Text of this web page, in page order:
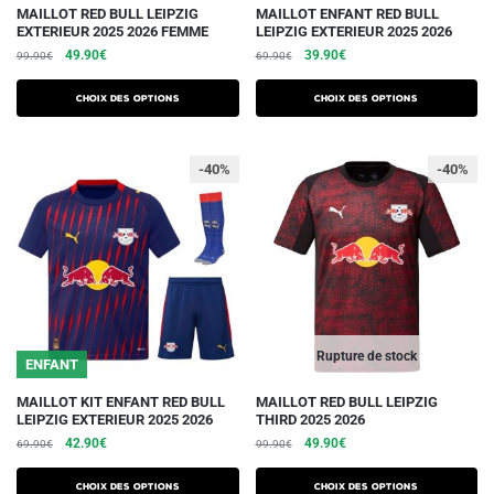
MAILLOT RED BULL LEIPZIG
EXTERIEUR 2025 2026 FEMME
99.90€
Le
initial
était :
49.90€Le
actuel
est :
Choix des options
Ce
produit
a
plusieurs
variations.
peuvent
être
choisies
page
du
produit
MAILLOT ENFANT RED BULL
LEIPZIG EXTERIEUR 2025 2026
69.90€
Le
initial
était :
39.90€Le
actuel
est :
Choix des options
Ce
produit
a
plusieurs
variations.
options
peuvent
être
choisies
ENFANT
-40%
MAILLOT KIT ENFANT RED BULL
LEIPZIG EXTERIEUR 2025 2026
69.90€
Le
initial
42.90€Le
actuel
Choix des options
Ce
produit
a
plusieurs
Rupture de stock
-40%
MAILLOT RED BULL LEIPZIG
THIRD 2025 2026
99.90€
Le
initial
49.90€Le
actuel
Choix des options
Ce
produit
a
plusieurs